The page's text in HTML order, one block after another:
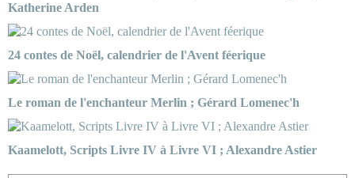
Katherine Arden
24 contes de Noël, calendrier de l'Avent féerique
Le roman de l'enchanteur Merlin ; Gérard Lomenec'h
Kaamelott, Scripts Livre IV à Livre VI ; Alexandre Astier